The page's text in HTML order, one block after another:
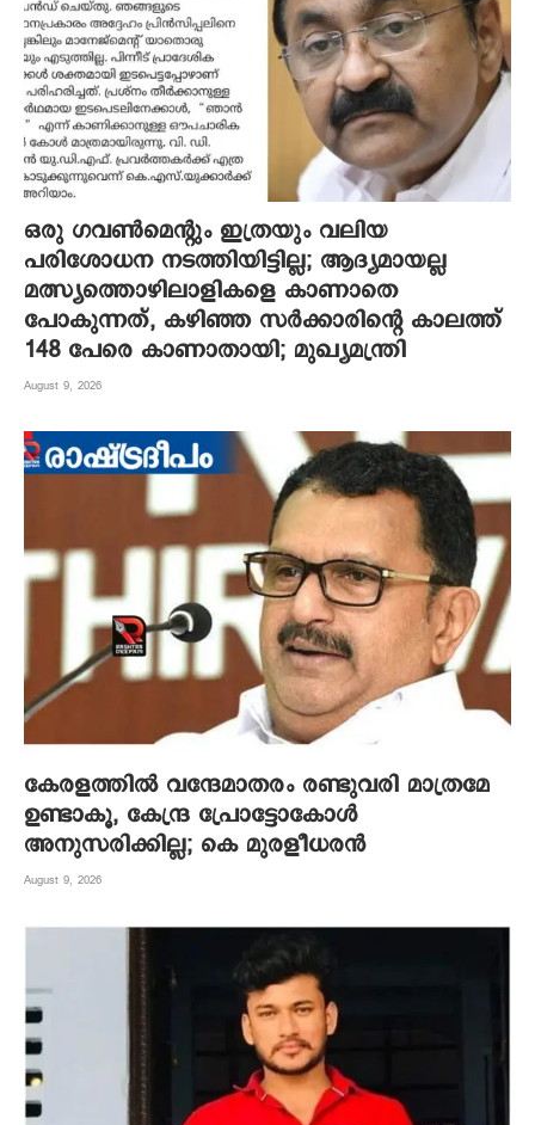
ഒരു ഗവൺമെന്റും ഇത്രയും വലിയ
പരിശോധന നടത്തിയിട്ടില്ല; ആദ്യമായല്ല
മത്സ്യത്തൊഴിലാളികളെ കാണാതെ
പോകുന്നത്, കഴിഞ്ഞ സർക്കാരിന്റെ കാലത്ത്
148 പേരെ കാണാതായി; മുഖ്യമന്ത്രി
August 9, 2026
കേരളത്തിൽ വന്ദേമാതരം രണ്ടുവരി മാത്രമേ
ഉണ്ടാകൂ, കേന്ദ്ര പ്രോട്ടോകോൾ
അനുസരിക്കില്ല; കെ മുരളീധരൻ
August 9, 2026